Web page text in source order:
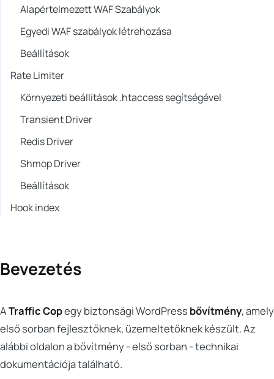
Bevezetés
ATraffic Copegy biztonsági WordPress bővítmény, amely
első sorban fejlesztőknek, üzemeltetőknek készült. Az
alábbi oldalon a bővítmény - első sorban - technikai
dokumentációja található.
Alapértelmezett WAF Szabályok
Egyedi WAF szabályok létrehozása
Beállítások
Rate Limiter
Környezeti beállítások .htaccess segítségével
Transient Driver
Redis Driver
Shmop Driver
Beállítások
Hook index